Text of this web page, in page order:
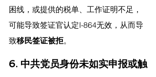
困线，或提供的税单、工作证明不足，
可能导致签证官认定I-864无效，从而导
致移民签证被拒。
6. 中共党员身份未如实申报或触